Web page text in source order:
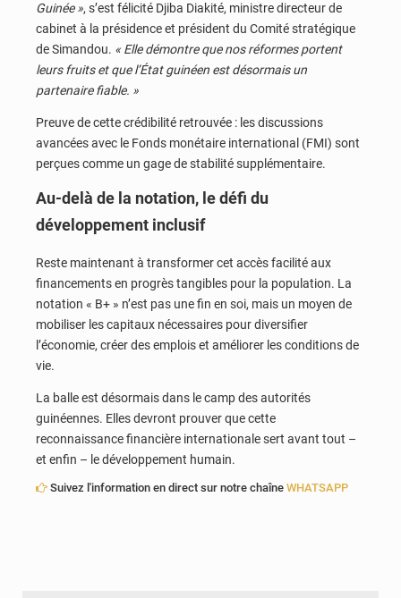
Guinée », s’est félicité Djiba Diakité, ministre directeur de
cabinet à la présidence et président du Comité stratégique
de Simandou. « Elle démontre que nos réformes portent
leurs fruits et que l’État guinéen est désormais un
partenaire fiable. »
Preuve de cette crédibilité retrouvée : les discussions
avancées avec le Fonds monétaire international (FMI) sont
perçues comme un gage de stabilité supplémentaire.
Au-delà de la notation, le défi du
développement inclusif
Reste maintenant à transformer cet accès facilité aux
financements en progrès tangibles pour la population. La
notation « B+ » n’est pas une fin en soi, mais un moyen de
mobiliser les capitaux nécessaires pour diversifier
l’économie, créer des emplois et améliorer les conditions de
vie.
La balle est désormais dans le camp des autorités
guinéennes. Elles devront prouver que cette
reconnaissance financière internationale sert avant tout –
et enfin – le développement humain.
Suivez l'information en direct sur notre chaîne WHATSAPP